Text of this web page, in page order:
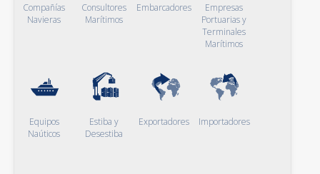
Compañías
Navieras
Consultores
Marítimos
Embarcadores
Empresas
Portuarias y
Terminales
Marítimos
Equipos
Naúticos
Estiba y
Desestiba
Exportadores Importadores